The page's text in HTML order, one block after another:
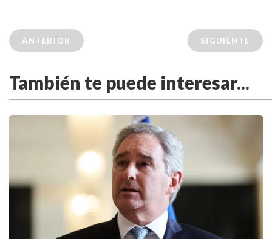
ANTERIOR SIGUIENTE
También te puede interesar...